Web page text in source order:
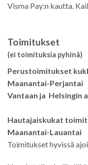
Visma Pay:n kautta.
Toimitukset
(ei toimituksia pyhinä)
Perustoimitukset
Maanantai-Perjantai
Vantaan ja Helsingin
Hautajaiskukat
Maanantai-Lauantai
Toimitukset hyvissä